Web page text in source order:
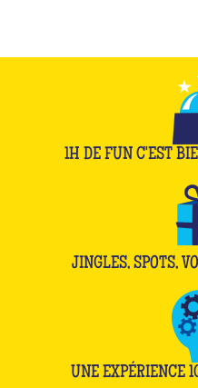
1H DE FUN C'EST
JINGLES, SPOTS,
UNE EXPÉRIENCE